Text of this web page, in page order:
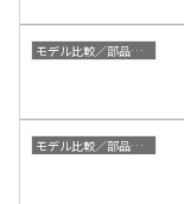
モデル比較／部品比較
モデル比較／部品比較